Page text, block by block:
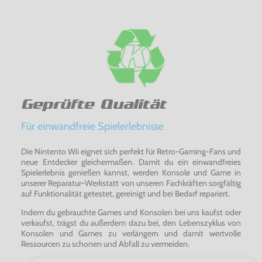
Geprüfte Qualität
Für einwandfreie Spielerlebnisse
Die Nintento Wii eignet sich perfekt für Retro-Gaming-Fans und
neue Entdecker gleichermaßen. Damit du ein einwandfreies
Spielerlebnis genießen kannst, werden Konsole und Game in
unserer Reparatur-Werkstatt von unseren Fachkräften sorgfältig
auf Funktionalität getestet, gereinigt und bei Bedarf repariert.
Indem du gebrauchte Games und Konsolen bei uns kaufst oder
verkaufst, trägst du außerdem dazu bei, den Lebenszyklus von
Konsolen und Games zu verlängern und damit wertvolle
Ressourcen zu schonen und Abfall zu vermeiden.